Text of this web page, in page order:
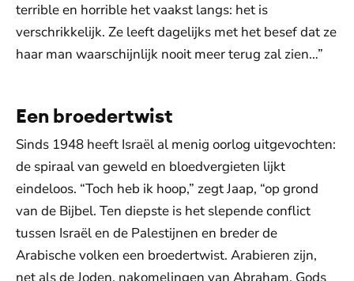
terrible en horrible het vaakst langs: het is
verschrikkelijk. Ze leeft dagelijks met het besef dat ze
haar man waarschijnlijk nooit meer terug zal zien…”
Een broedertwist
Sinds 1948 heeft Israël al menig oorlog uitgevochten:
de spiraal van geweld en bloedvergieten lijkt
eindeloos. “Toch heb ik hoop,” zegt Jaap, “op grond
van de Bijbel. Ten diepste is het slepende conflict
tussen Israël en de Palestijnen en breder de
Arabische volken een broedertwist. Arabieren zijn,